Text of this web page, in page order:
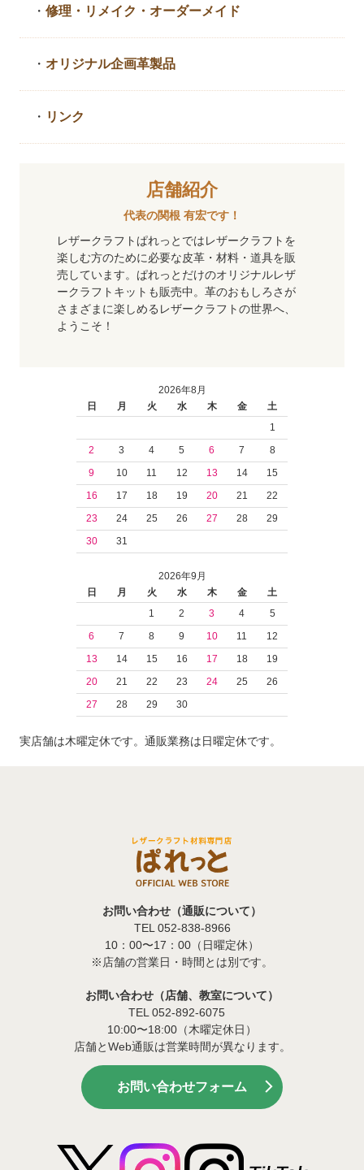
・修理・リメイク・ オーダーメイド
・ オリジナル企画革製品
・ リンク
店舗紹介
代表の関根 有宏です！
レザークラフトぱれっとではレザークラフトを
楽しむ方のために必要な皮革・材料・道具を販
売しています。ぱれっとだけのオリジナルレザ
ークラフトキットも販売中。革のおもしろさが
さまざまに楽しめるレザークラフトの世界へ、
ようこそ！
2026年8月
日
月 火 水 木 金
土
1
2
3 4 5 6 7
8
9
10 11 12 13 14
15
16
17 18 19 20 21
22
23
24 25 26 27 28
29
30
31
2026年9月
日
月 火 水 木 金
土
1
2 3 4
5
6
7 8 9 10 11
12
13
14 15 16 17 18
19
20
21 22 23 24 25
26
27
28 29 30
実店舗は木曜定休です。通販業務は日曜定休です。
お問い合わせ（通販について）
TEL 052-838-8966
10：00〜17：00（日曜定休）
※店舗の営業日・時間とは別です。
お問い合わせ（店舗、教室について）
TEL 052-892-6075
10:00〜18:00（木曜定休日）
店舗とWeb通販は営業時間が異なります。
お問い合わせフォーム